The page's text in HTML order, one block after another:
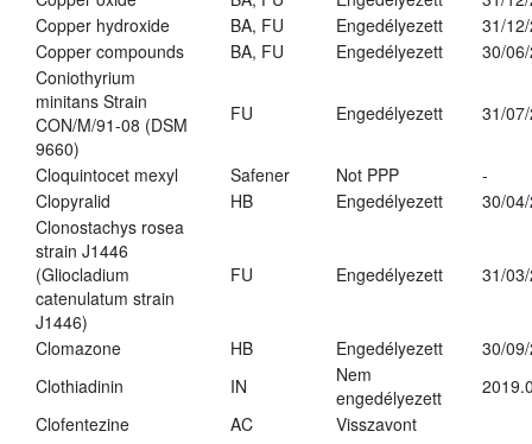
Copper hydroxide
BA, FU Engedélyezett
31/
Copper compounds
BA, FU Engedélyezett
30/
Coniothyrium
minitans Strain
CON/M/91-08 (DSM
9660)
FU Engedélyezett 31/
Cloquintocet mexyl Safener Not PPP
-
Clopyralid
HB Engedélyezett
30/
Clonostachys rosea
strain J1446
(Gliocladium
catenulatum strain
J1446)
FU Engedélyezett 31/
Clomazone HB Engedélyezett
30/
Clothiadinin
IN
Nem
engedélyezett
Clofentezine
AC
Visszavont